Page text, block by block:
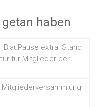
haben
extra: Stand
für Mitglieder der